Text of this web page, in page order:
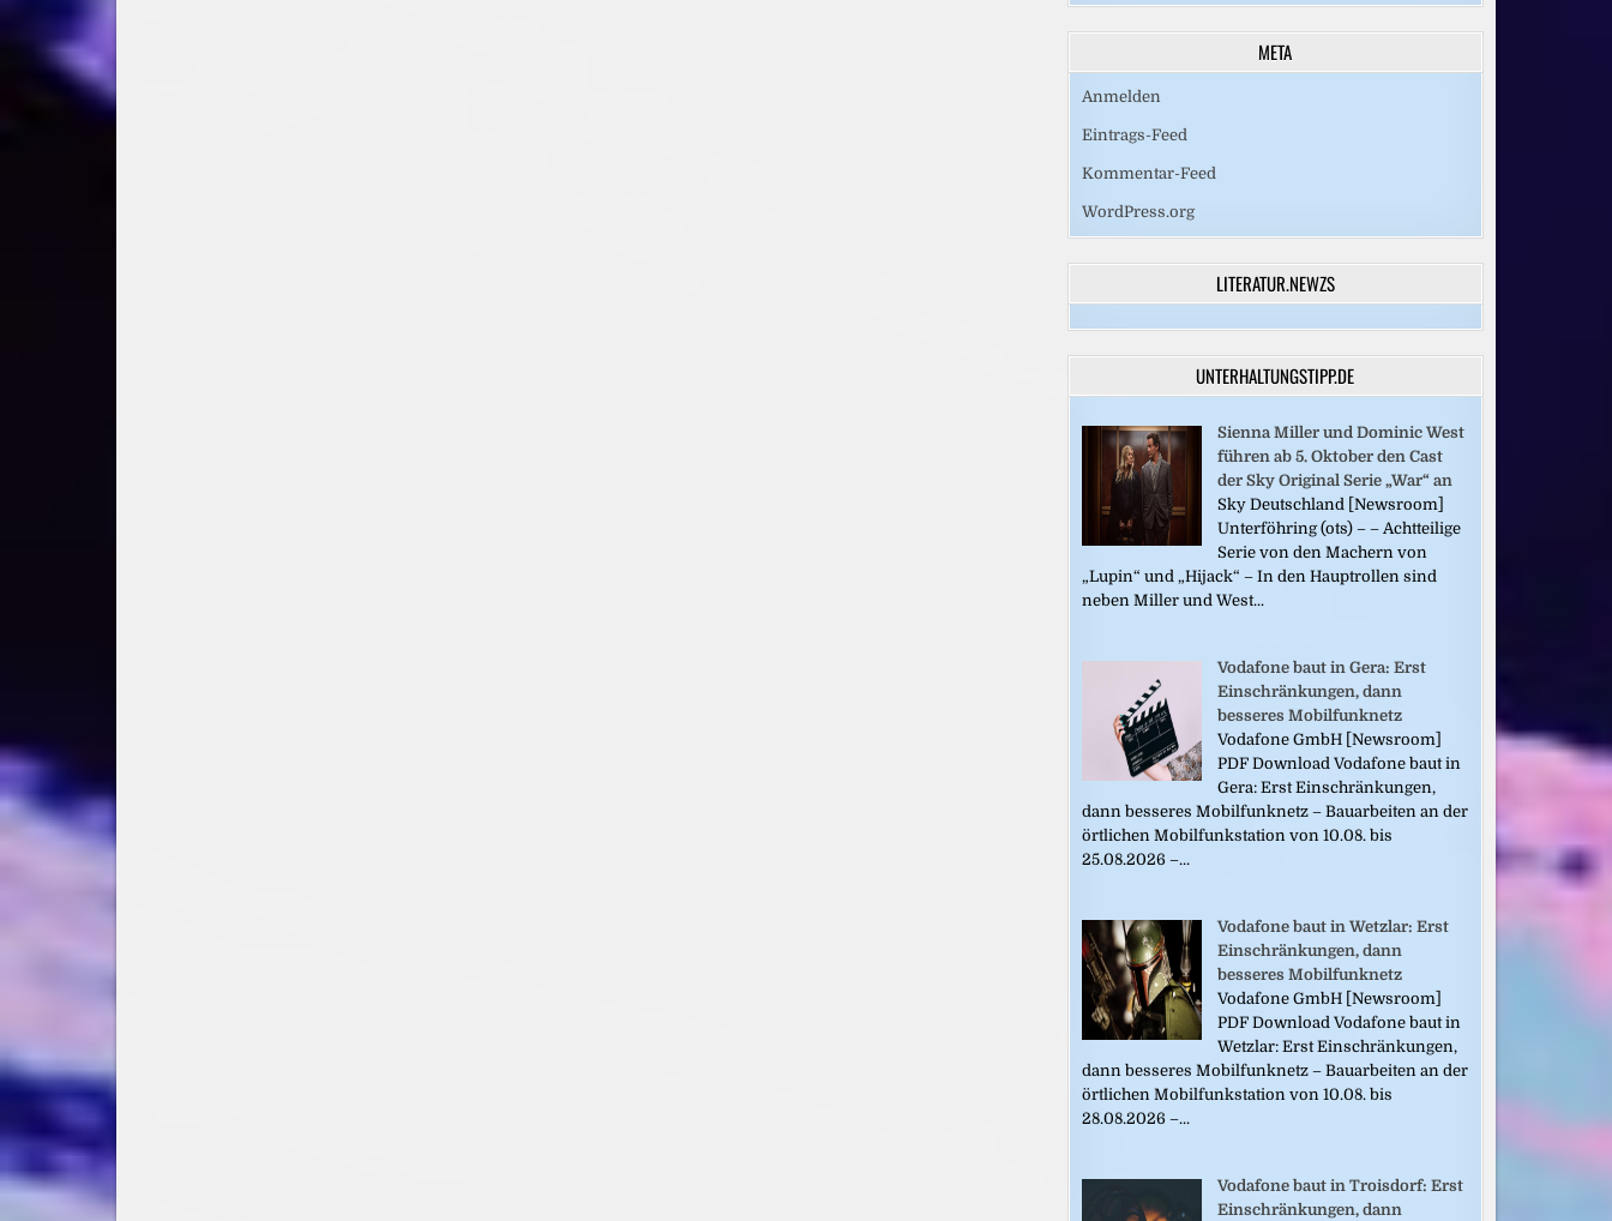
META
Anmelden
Eintrags-Feed
Kommentar-Feed
WordPress.org
LITERATUR.NEWZS
UNTERHALTUNGSTIPP.DE
Sienna Miller und Dominic West
führen ab 5. Oktober den Cast
der Sky Original Serie „War“ an
Sky Deutschland [Newsroom]
Unterföhring (ots) – – Achtteilige
Serie von den Machern von
„Lupin“ und „Hijack“ – In den Hauptrollen sind
neben Miller und West...
Vodafone baut in Gera: Erst
Einschränkungen, dann
besseres Mobilfunknetz
Vodafone GmbH [Newsroom]
PDF Download Vodafone baut in
Gera: Erst Einschränkungen,
dann besseres Mobilfunknetz – Bauarbeiten an der
örtlichen Mobilfunkstation von 10.08. bis
25.08.2026 –...
Vodafone baut in Wetzlar: Erst
Einschränkungen, dann
besseres Mobilfunknetz
Vodafone GmbH [Newsroom]
PDF Download Vodafone baut in
Wetzlar: Erst Einschränkungen,
dann besseres Mobilfunknetz – Bauarbeiten an der
örtlichen Mobilfunkstation von 10.08. bis
28.08.2026 –...
Vodafone baut in Troisdorf: Erst
Einschränkungen, dann